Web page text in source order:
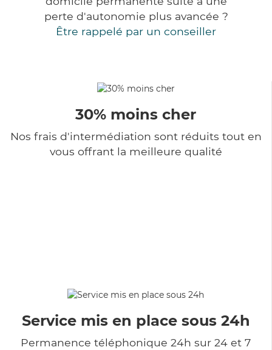
perte d'autonomie plus avancée ?
Être rappelé par un conseiller
30% moins cher
Nos frais d'intermédiation sont réduits tout en
vous offrant la meilleure qualité
Service mis en place sous 24h
Permanence téléphonique 24h sur 24 et 7